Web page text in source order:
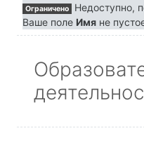
Ограничено
Недоступно,
Ваше поле Имя не